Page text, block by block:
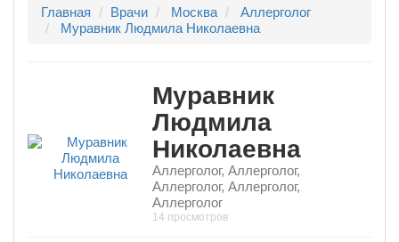
Главная Врачи Москва
Аллерголог
Муравник Людмила Николаевна
Муравник
Людмила
Николаевна
Аллерголог, Аллерголог,
Аллерголог, Аллерголог,
Аллерголог
14 просмотров